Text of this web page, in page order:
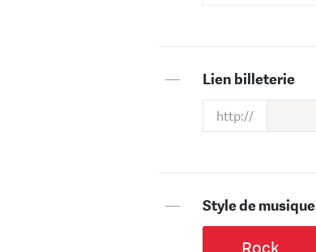
— Lien billeterie
— Style de musique